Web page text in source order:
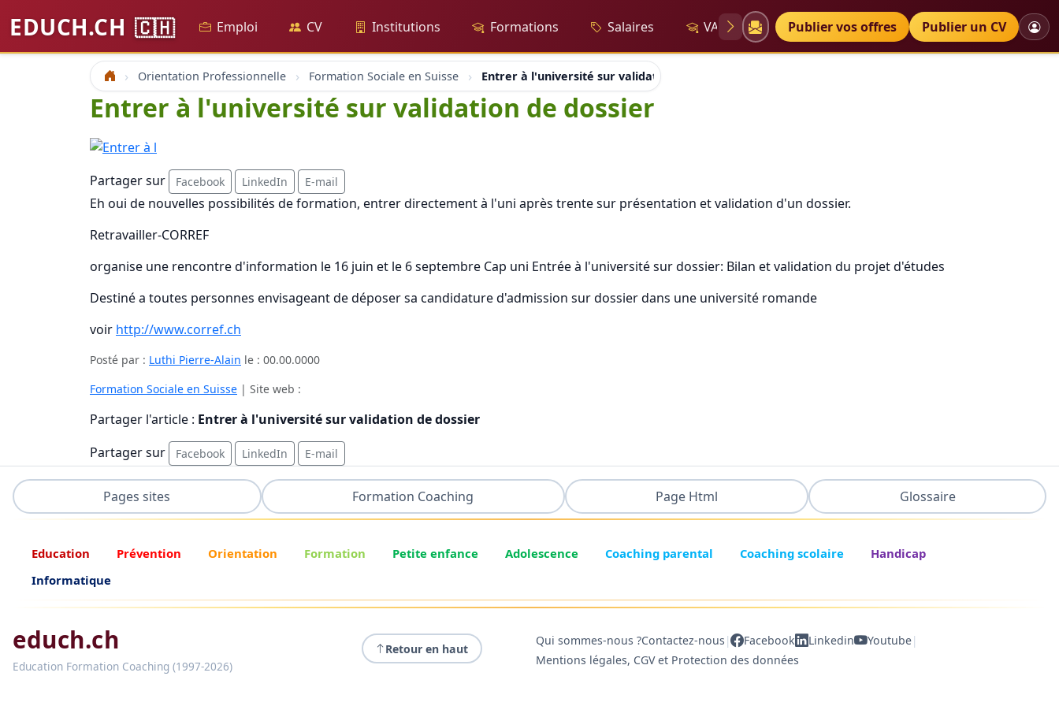
EDUCH.CH 🇨🇭 Emploi CV Institutions Formations Salaires VAE Diplômes Petites annonces
Publier vos offres Publier un CV
Accueil Orientation Professionnelle Formation Sociale en Suisse Entrer à l'université sur validation de dossier
Entrer à l'université sur validation de dossier
Partager sur Facebook LinkedIn E-mail
Eh oui de nouvelles possibilités de formation, entrer directement à l'uni après trente sur présentation et validation d'un dossier.
Retravailler-CORREF
organise une rencontre d'information le 16 juin et le 6 septembre Cap uni Entrée à l'université sur dossier: Bilan et validation du projet d'études
Destiné a toutes personnes envisageant de déposer sa candidature d'admission sur dossier dans une université romande
voir http://www.corref.ch
Posté par : Luthi Pierre-Alain le : 00.00.0000
Formation Sociale en Suisse | Site web :
Partager l'article : Entrer à l'université sur validation de dossier
Partager sur
Facebook LinkedIn E-mail
Pages sites Formation Coaching Page Html Glossaire
Education Prévention Orientation Formation Petite enfance Adolescence Coaching parental Coaching scolaire
Handicap
Informatique
educh.ch
Education Formation Coaching (1997-2026)
Retour en haut
Qui sommes-nous ?Contactez-nous | Facebook Linkedin Youtube|
Mentions légales, CGV et Protection des données